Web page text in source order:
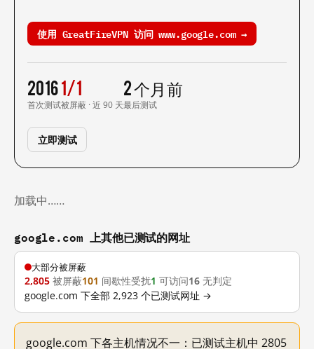
使用 GreatFireVPN 访问 www.google.com →
2016
首次测试
1/1
被屏蔽 · 近 90 天
2 个月前
最后测试
立即测试
加载中……
google.com 上其他已测试的网址
大部分被屏蔽
2,805 被屏蔽101 间歇性受扰1 可访问16 无判定
google.com 下全部 2,923 个已测试网址 →
google.com 下各主机情况不一：已测试主机中 2805